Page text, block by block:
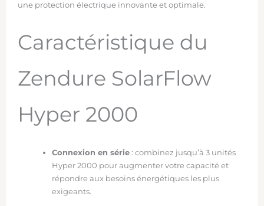
une protection électrique innovante et optimale.
Caractéristique du
Zendure SolarFlow
Hyper 2000
Connexion en série : combinez jusqu’à 3 unités
Hyper 2000 pour augmenter votre capacité et
répondre aux besoins énergétiques les plus
exigeants.